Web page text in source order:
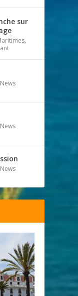
sur
,
News
News
News